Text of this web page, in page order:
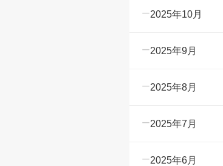
2025年10月
2025年9月
2025年8月
2025年7月
2025年6月